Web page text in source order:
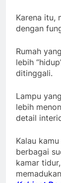
Karena itu,
dengan
Rumah
lebih
ditinggali.
Lampu
lebih
detail
Kalau
berbagai
kamar